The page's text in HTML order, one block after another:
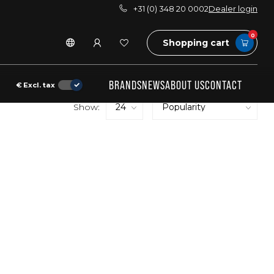
+31 (0) 348 20 0002Dealer login
Shopping cart
0
€ Excl. tax BRANDSNEWSABOUT USCONTACT
Show: